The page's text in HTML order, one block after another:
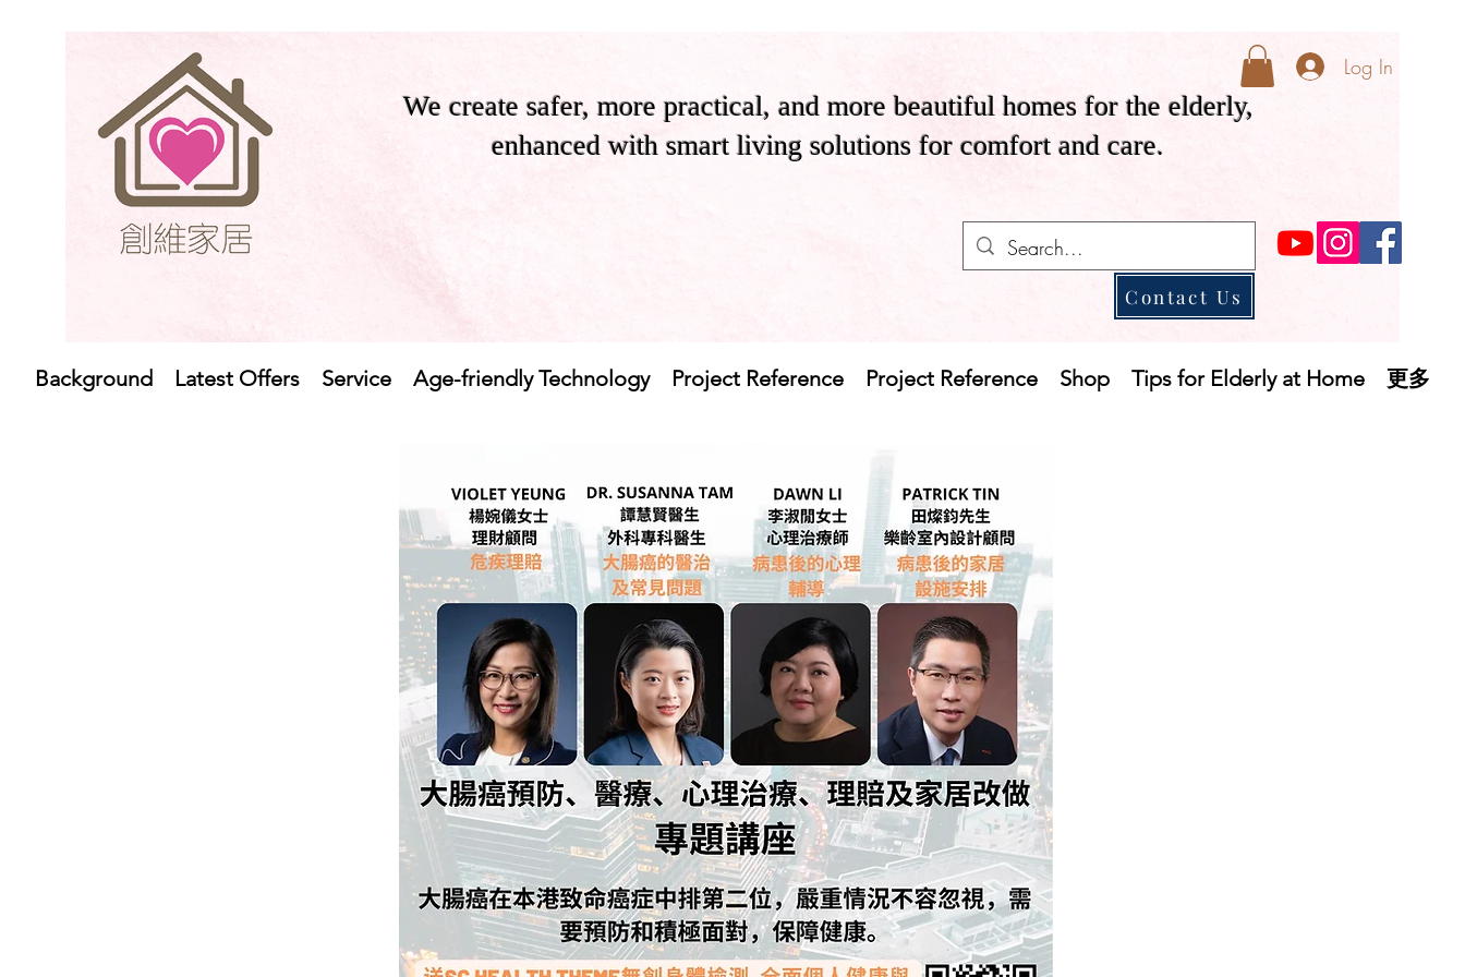
We create safer, more practical, and more beautiful homes for the elderly,
enhanced with smart living solutions for comfort and care.
Log In
Contact Us
Background Latest Offers Service Age-friendly Technology Project Reference Project Reference Shop Tips for Elderly at Home 更多